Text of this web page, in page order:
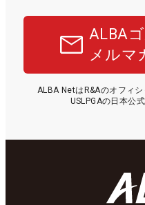
ALBA
メルマ
ALBA NetはR&Aのオフィ
USLPGAの日本公